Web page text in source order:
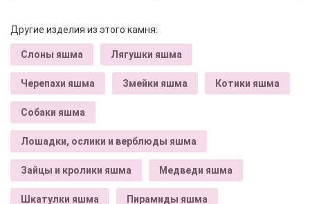
Другие изделия из этого камня:
Слоны яшма Лягушки яшма
Черепахи яшма Змейки яшма Котики яшма
Собаки яшма
Лошадки, ослики и верблюды яшма
Зайцы и кролики яшма Медведи яшма
Шкатулки яшма Пирамиды яшма